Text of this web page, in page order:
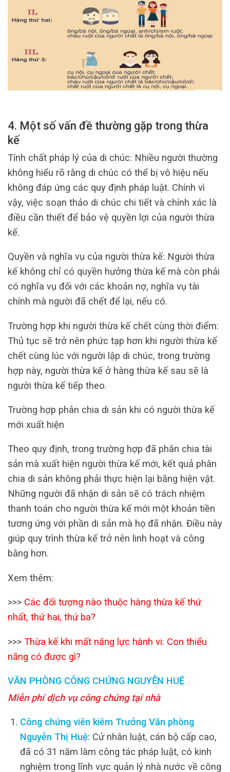
4. Một số vấn đề thường gặp trong thừa
kế
Tính chất pháp lý của di chúc: Nhiều người thường
không hiểu rõ rằng di chúc có thể bị vô hiệu nếu
không đáp ứng các quy định pháp luật. Chính vì
vậy, việc soạn thảo di chúc chi tiết và chính xác là
điều cần thiết để bảo vệ quyền lợi của người thừa
kế.
Quyền và nghĩa vụ của người thừa kế: Người thừa
kế không chỉ có quyền hưởng thừa kế mà còn phải
có nghĩa vụ đối với các khoản nợ, nghĩa vụ tài
chính mà người đã chết để lại, nếu có.
Trường hợp khi người thừa kế chết cùng thời điểm:
Thủ tục sẽ trở nên phức tạp hơn khi người thừa kế
chết cùng lúc với người lập di chúc, trong trường
hợp này, người thừa kế ở hàng thừa kế sau sẽ là
người thừa kế tiếp theo.
Trường hợp phân chia di sản khi có người thừa kế
mới xuất hiện
Theo quy định, trong trường hợp đã phân chia tài
sản mà xuất hiện người thừa kế mới, kết quả phân
chia di sản không phải thực hiện lại bằng hiện vật.
Những người đã nhận di sản sẽ có trách nhiệm
thanh toán cho người thừa kế mới một khoản tiền
tương ứng với phần di sản mà họ đã nhận. Điều này
giúp quy trình thừa kế trở nên linh hoạt và công
bằng hơn.
Xem thêm:
>>> Các đối tượng nào thuộc hàng thừa kế thứ
nhất, thứ hai, thứ ba?
>>> Thừa kế khi mất năng lực hành vi: Con thiểu
năng có được gì?
VĂN PHÒNG CÔNG CHỨNG NGUYỄN HUỆ
Miễn phí dịch vụ công chứng tại nhà
Công chứng viên kiêm Trưởng Văn phòng
Nguyễn Thị Huệ: Cử nhân luật, cán bộ cấp cao,
đã có 31 năm làm công tác pháp luật, có kinh
nghiệm trong lĩnh vực quản lý nhà nước về công